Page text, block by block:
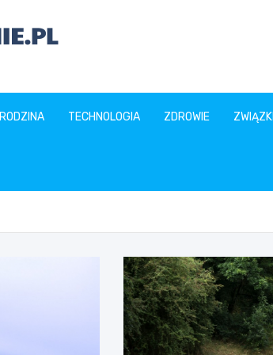
RODZINA TECHNOLOGIA ZDROWIE ZWIĄZKI